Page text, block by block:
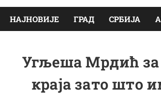
НАЈНОВИЈЕ ГРАД СРБИЈА
Угљеша Мрдић за
краја зато што